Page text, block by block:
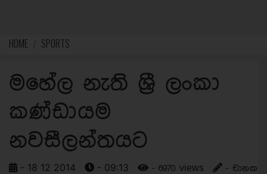
HOME SPORTS
මහේල නැති ශ්‍රී ලංකා
කණ්ඩායම
නවසීලන්තයට
- 18 12 2014 - 09:13 - 6970 views
- චානක